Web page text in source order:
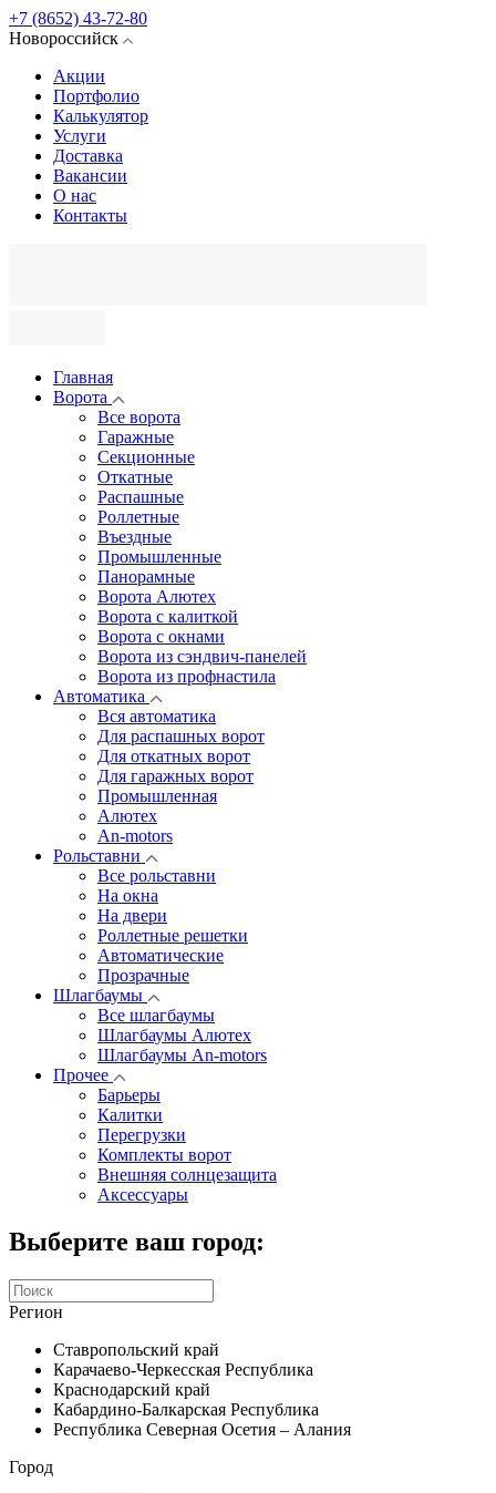
+7 (8652) 43-72-80
Новороссийск
Акции
Портфолио
Калькулятор
Услуги
Доставка
Вакансии
О нас
Контакты
Главная
Ворота
Все ворота
Гаражные
Секционные
Откатные
Распашные
Роллетные
Въездные
Промышленные
Панорамные
Ворота Алютех
Ворота с калиткой
Ворота c окнами
Ворота из сэндвич-панелей
Ворота из профнастила
Автоматика
Вся автоматика
Для распашных ворот
Для откатных ворот
Для гаражных ворот
Промышленная
Алютех
An-motors
Рольставни
Все рольставни
На окна
На двери
Роллетные решетки
Автоматические
Прозрачные
Шлагбаумы
Все шлагбаумы
Шлагбаумы Алютех
Шлагбаумы An-motors
Прочее
Барьеры
Калитки
Перегрузки
Комплекты ворот
Внешняя солнцезащита
Аксессуары
Выберите ваш город:
Регион
Ставропольский край
Карачаево-Черкесская Республика
Краснодарский край
Кабардино-Балкарская Республика
Республика Северная Осетия – Алания
Город